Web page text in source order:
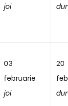
joi
03
februarie
joi
20